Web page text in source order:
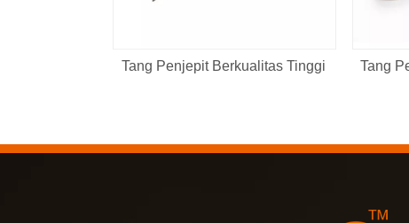
Tang Penjepit Berkualitas Tinggi Tang